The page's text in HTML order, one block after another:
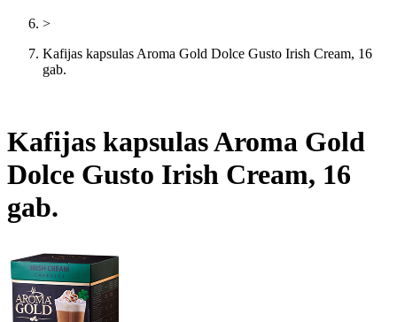
>
Kafijas kapsulas Aroma Gold Dolce Gusto Irish Cream, 16
gab.
Kafijas kapsulas Aroma Gold
Dolce Gusto Irish Cream, 16
gab.